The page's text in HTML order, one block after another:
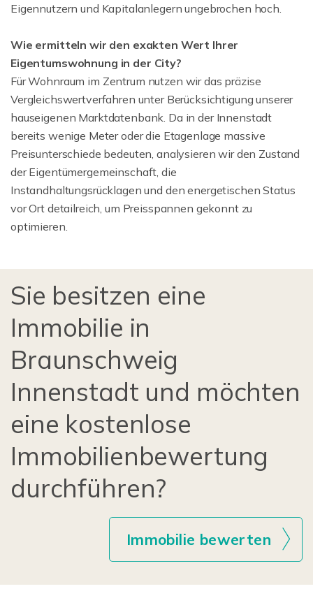
Eigennutzern und Kapitalanlegern ungebrochen hoch.
Wie ermitteln wir den exakten Wert Ihrer
Eigentumswohnung in der City?
Für Wohnraum im Zentrum nutzen wir das präzise
Vergleichswertverfahren unter Berücksichtigung unserer
hauseigenen Marktdatenbank. Da in der Innenstadt
bereits wenige Meter oder die Etagenlage massive
Preisunterschiede bedeuten, analysieren wir den Zustand
der Eigentümergemeinschaft, die
Instandhaltungsrücklagen und den energetischen Status
vor Ort detailreich, um Preisspannen gekonnt zu
optimieren.
Sie besitzen eine
Immobilie in
Braunschweig
Innenstadt und möchten
eine kostenlose
Immobilienbewertung
durchführen?
Immobilie bewerten